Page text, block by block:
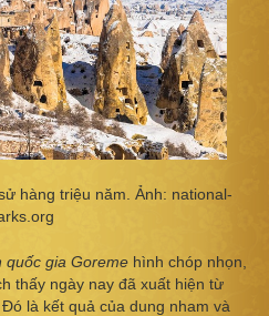
hàng triệu năm. Ảnh: national-
quốc gia Goreme hình chóp nhọn,
thấy ngày nay đã xuất hiện từ
là kết quả của dung nham và